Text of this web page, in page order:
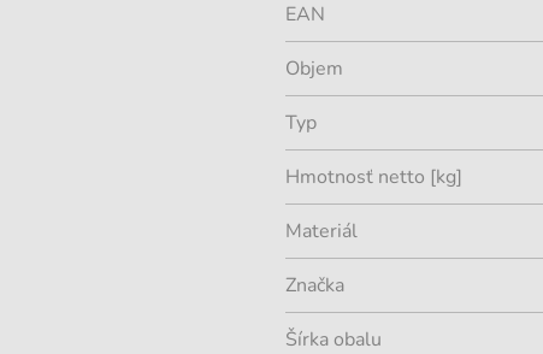
EAN
Objem
Typ
Hmotnosť netto [kg]
Materiál
Značka
Šírka obalu